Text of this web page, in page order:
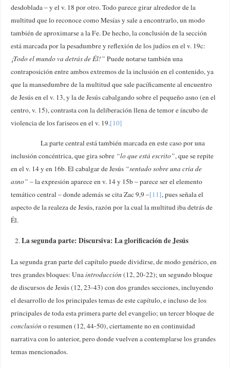
desdoblada – y el v. 18 por otro. Todo parece girar alrededor de la
multitud que lo reconoce como Mesías y sale a encontrarlo, un modo
también de aproximarse a la Fe. De hecho, la conclusión de la sección
está marcada por la pesadumbre y reflexión de los judíos en el v. 19c:
¡Todo el mundo va detrás de Él!”Puede notarse también una
contraposición entre ambos extremos de la inclusión en el contenido, ya
que la mansedumbre de la multitud que sale pacíficamente al encuentro
de Jesús en el v. 13, y la de Jesús cabalgando sobre el pequeño asno (en el
centro, v. 15), contrasta con la deliberación llena de temor e íncubo de
violencia de los fariseos en el v. 19.[10]
La parte central está también marcada en este caso por una
inclusión concéntrica, que gira sobre “lo que está escrito”, que se repite
en el v. 14 y en 16b. El cabalgar de Jesús “sentadosobre una cría de
asno”– la expresión aparece en v. 14 y 15b – parece ser el elemento
temático central – donde además se cita Zac 9,9 –[11], pues señala el
aspecto de la realeza de Jesús, razón por la cual la multitud iba detrás de
Él.
La segunda parte: Discursiva: La glorificación de Jesús
La segunda gran parte del capítulo puede dividirse, de modo genérico, en
tres grandes bloques: Unaintroducción(12, 20-22); un segundo bloque
de discursos de Jesús (12, 23-43) con dos grandes secciones, incluyendo
el desarrollo de los principales temas de este capítulo, e incluso de los
principales de toda esta primera parte del evangelio; un tercer bloque de
conclusióno resumen (12, 44-50), ciertamente no en continuidad
narrativa con lo anterior, pero donde vuelven a contemplarse los grandes
temas mencionados.